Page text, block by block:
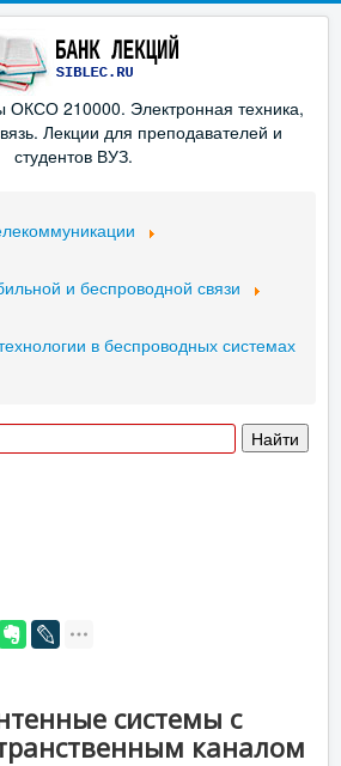
210000. Электронная техника,
Лекции для преподавателей и
студентов ВУЗ.
и беспроводной связи
в беспроводных системах
системы с
каналом